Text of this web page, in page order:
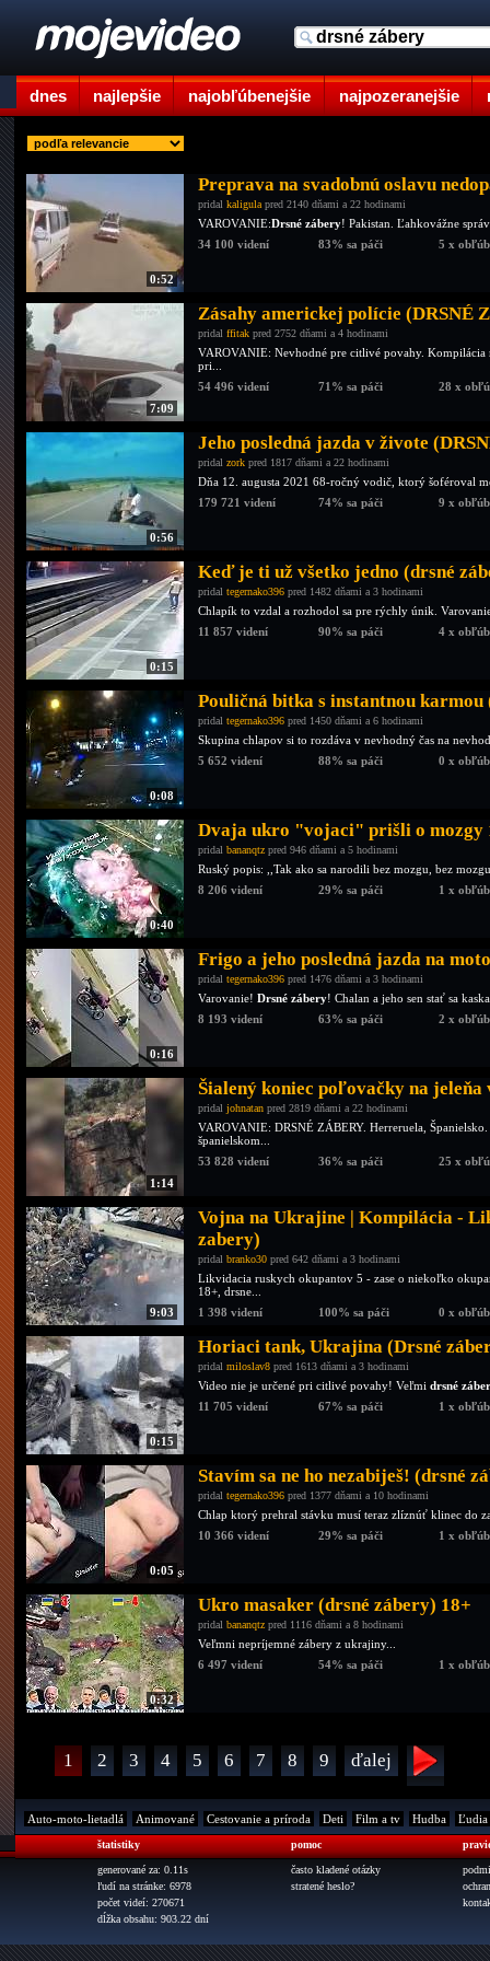
dnes najlepšie najobľúbenejšie najpozeranejšie
0:52
Preprava na svadobnú oslavu
pridal kaligula pred 2140 dňami a 22 hodinami
VAROVANIE:Drsné zábery! Pakistan. Ľahkovážne
34 100 videní
83% sa páči 5 x
7:09
Zásahy americkej polície (DRSNÉ
pridal ffitak pred 2752 dňami a 4 hodinami
VAROVANIE: Nevhodné pre citlivé povahy.
pri...
54 496 videní
71% sa páči 28 x
0:56
Jeho posledná jazda v živote
pridal zork pred 1817 dňami a 22 hodinami
Dňa 12. augusta 2021 68-ročný vodič, ktorý šoféroval
179 721 videní
74% sa páči 9 x
0:15
Keď je ti už všetko jedno (drsné
pridal tegernako396 pred 1482 dňami a 3 hodinami
Chlapík to vzdal a rozhodol sa pre rýchly únik.
11 857 videní
90% sa páči 4 x
0:08
Pouličná bitka s instantnou karmou
pridal tegernako396 pred 1450 dňami a 6 hodinami
Skupina chlapov si to rozdáva v nevhodný čas na
5 652 videní
88% sa páči 0 x
0:40
Dvaja ukro "vojaci" prišli o mozgy
pridal bananqtz pred 946 dňami a 5 hodinami
Ruský popis: ,,Tak ako sa narodili bez mozgu, bez
8 206 videní
29% sa páči 1 x
0:16
Frigo a jeho posledná jazda na
pridal tegernako396 pred 1476 dňami a 3 hodinami
Varovanie! Drsné zábery! Chalan a jeho sen stať sa
8 193 videní
63% sa páči 2 x
1:14
Šialený koniec poľovačky na jeleňa
pridal johnatan pred 2819 dňami a 22 hodinami
VAROVANIE: DRSNÉ ZÁBERY. Herreruela,
španielskom...
53 828 videní
36% sa páči 25 x
9:03
Vojna na Ukrajine | Kompilácia -
zabery)
pridal branko30 pred 642 dňami a 3 hodinami
Likvidacia ruskych okupantov 5 - zase o niekoľko
18+, drsne...
1 398 videní
100% sa páči 0 x
0:15
Horiaci tank, Ukrajina (Drsné
pridal miloslav8 pred 1613 dňami a 3 hodinami
Video nie je určené pri citlivé povahy! Veľmi drsné
11 705 videní
67% sa páči 1 x
0:05
Stavím sa ne ho nezabiješ! (drsné
pridal tegernako396 pred 1377 dňami a 10 hodinami
Chlap ktorý prehral stávku musí teraz zlíznúť klinec do
10 366 videní
29% sa páči 1 x
0:32
Ukro masaker (drsné zábery) 18+
pridal bananqtz pred 1116 dňami a 8 hodinami
Veľmni nepríjemné zábery z ukrajiny...
6 497 videní
54% sa páči 1 x
1 2 3 4 5 6 7 8 9 ďalej
Auto-moto-lietadlá Animované Cestovanie a príroda Deti Film a tv Hudba Ľudia
štatistiky
generované za: 0.11s
ľudí na stránke: 6978
počet videí: 270671
dĺžka obsahu: 903.22 dní
pomoc
často kladené otázky
stratené heslo?